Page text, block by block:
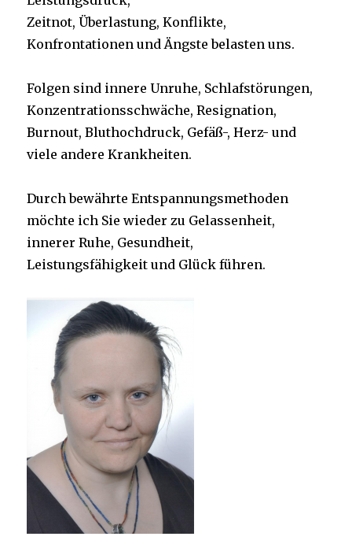
Zeitnot, Überlastung, Konflikte,
Konfrontationen und Ängste belasten uns.
Folgen sind innere Unruhe, Schlafstörungen,
Konzentrationsschwäche, Resignation,
Burnout, Bluthochdruck, Gefäß-, Herz- und
viele andere Krankheiten.
Durch bewährte Entspannungsmethoden
möchte ich Sie wieder zu Gelassenheit,
innerer Ruhe, Gesundheit,
Leistungsfähigkeit und Glück führen.